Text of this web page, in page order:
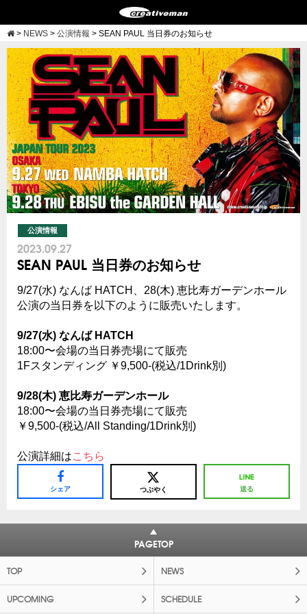
> NEWS > 公演情報 > SEAN PAUL 当日券のお知らせ
公演情報
2023.09.27
SEAN PAUL 当日券のお知らせ
9/27(水) なんば HATCH、28(木) 恵比寿ガーデンホール
公演の当日券を以下のように販売いたします。
9/27(水) なんば HATCH
18:00〜会場の当日券売場にて販売
1Fスタンディング ￥9,500-(税込/1Drink別)
9/28(木) 恵比寿ガーデンホール
18:00〜会場の当日券売場にて販売
￥9,500-(税込/All Standing/1Drink別)
公演詳細はこちら
シェア つぶやく 送る
PAGETOP
TOP NEWS
UPCOMING SCHEDULE